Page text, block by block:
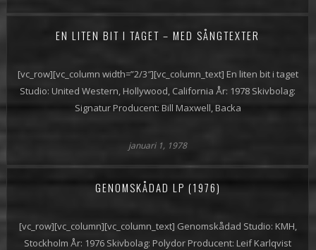
EN LITEN BIT I TAGET – MED SÅNGTEXTER
[vc_row][vc_column width=”2/3″][vc_column_text] En liten bit i taget
Studio: United Western, Hollywood, California År: 1978 Skivbolag:
Signatur Producent: Bill Maxwell, Backa
januari 1, 1978
GENOMSKÅDAD LP (1976)
[vc_row][vc_column][vc_column_text] Genomskådad Studio: KMH,
Stockholm År: 1976 Skivbolag: Polydor Producent: Leif Karlqvist